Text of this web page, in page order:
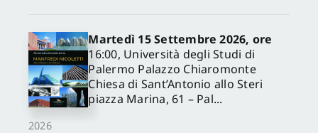
2026
Martedì 15 Settembre 2026, ore
16:00, Università degli Studi di
Palermo Palazzo Chiaromonte
Chiesa di Sant’Antonio allo Steri
piazza Marina, 61 – Pal...